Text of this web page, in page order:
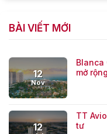
BÀI VIẾT MỚI
12
Nov
Blanca
mở
12
TT
tư